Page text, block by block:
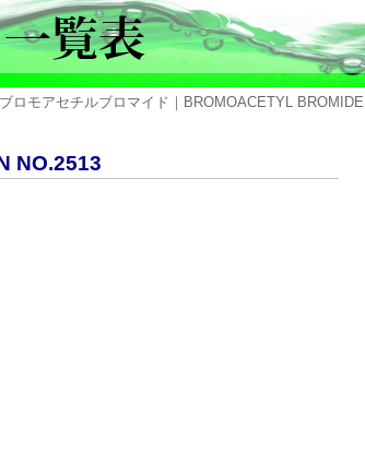
ロモアセチルブロマイド｜BROMOACETYL BROMIDE
NO.2513